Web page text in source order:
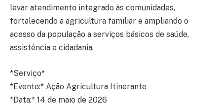
levar atendimento integrado às comunidades,
fortalecendo a agricultura familiar e ampliando o
acesso da população a serviços básicos de saúde,
assistência e cidadania.
*Serviço*
*Evento:* Ação Agricultura Itinerante
*Data:* 14 de maio de 2026